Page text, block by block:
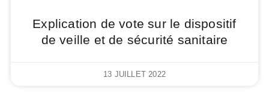
Explication de vote sur le dispositif
de veille et de sécurité sanitaire
13 JUILLET 2022